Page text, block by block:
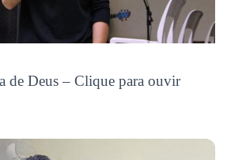
de Deus – Clique para ouvir